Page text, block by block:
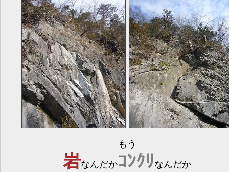
もう
岩なんだかｺﾝｸﾘなんだか